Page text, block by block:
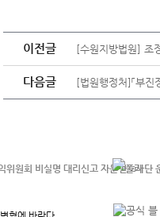
이전글 [수원지방법원] 조
다음글 [법원행정처]「부